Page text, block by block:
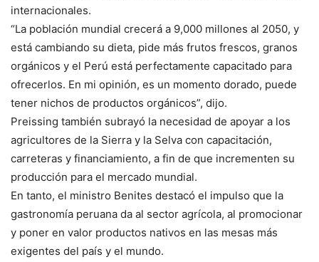
internacionales.
“La población mundial crecerá a 9,000 millones al 2050, y
está cambiando su dieta, pide más frutos frescos, granos
orgánicos y el Perú está perfectamente capacitado para
ofrecerlos. En mi opinión, es un momento dorado, puede
tener nichos de productos orgánicos”, dijo.
Preissing también subrayó la necesidad de apoyar a los
agricultores de la Sierra y la Selva con capacitación,
carreteras y financiamiento, a fin de que incrementen su
producción para el mercado mundial.
En tanto, el ministro Benites destacó el impulso que la
gastronomía peruana da al sector agrícola, al promocionar
y poner en valor productos nativos en las mesas más
exigentes del país y el mundo.